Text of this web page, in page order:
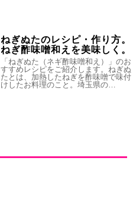
ねぎぬたのレシピ・作り方。
ねぎ酢味噌和えを美味しく。
「ねぎぬた（ネギ酢味噌和え）」のお
すすめレシピをご紹介します。ねぎぬ
たとは、加熱したねぎを酢味噌で味付
けしたお料理のこと。埼玉県の…